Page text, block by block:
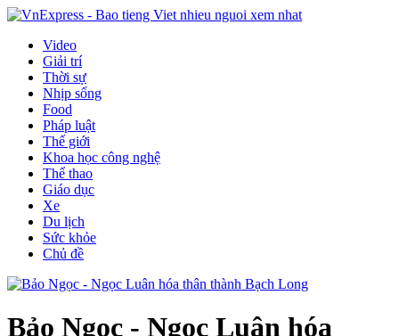
Video
Giải trí
Thời sự
Nhịp sống
Food
Pháp luật
Thế giới
Khoa học công nghệ
Thể thao
Giáo dục
Xe
Du lịch
Sức khỏe
Chủ đề
Bảo Ngọc - Ngọc Luân hóa